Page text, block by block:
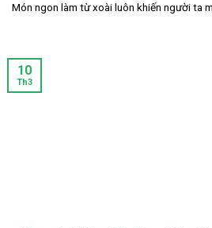
Món ngon làm từ xoài luôn khiến người ta
10
Th3